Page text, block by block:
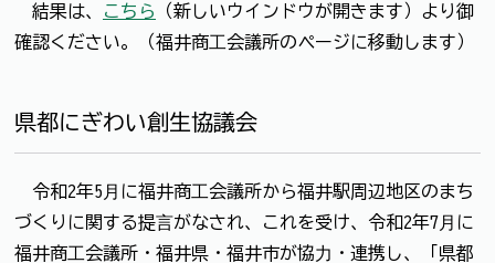
結果は、
こちら
（新しいウインドウが開きます）より御
確認ください。（福井商⼯会議所のページに移動します）
県都にぎわい創生協議会
令和2年5⽉に福井商⼯会議所から福井駅周辺地区のまち
づくりに関する提⾔がなされ、これを受け、令和2年7⽉に
福井商⼯会議所・福井県・福井市が協⼒・連携し、「県都